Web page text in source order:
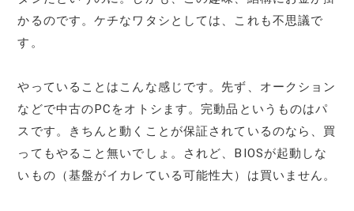
かるのです。ケチなワタシとしては、これも不思議で
す。
やっていることはこんな感じです。先ず、オークション
などで中古のPCをオトシます。完動品というものはパ
スです。きちんと動くことが保証されているのなら、買
ってもやること無いでしょ。されど、BIOSが起動しな
いもの（基盤がイカレている可能性大）は買いません。